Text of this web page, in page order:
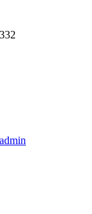
332
admin